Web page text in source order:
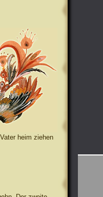
heim ziehen